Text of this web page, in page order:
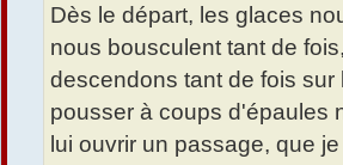
Dès le départ, les glaces
nous bousculent tant de
descendons tant de fois sur
pousser à coups d'épaules
lui ouvrir un passage, que